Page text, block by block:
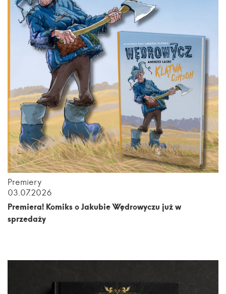
Premiery
03.07.2026
Premiera! Komiks o Jakubie Wędrowyczu już w
sprzedaży